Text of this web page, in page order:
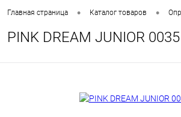
Главная страница • Каталог товаров •
PINK DREAM JUNIOR 0035